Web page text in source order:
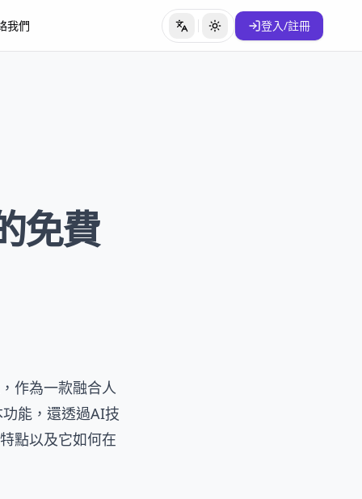
我們 切換語言切換主題登入/註冊
免費
作為一款融合人
能，還透過AI技
點以及它如何在